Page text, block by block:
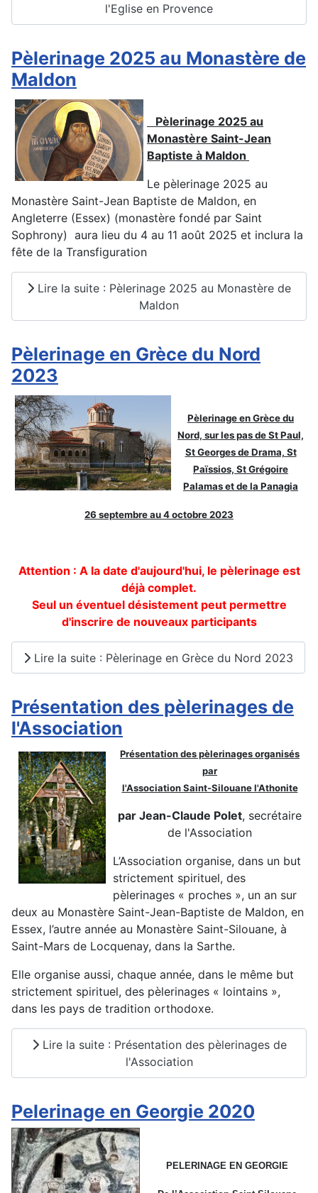
l'Eglise en Provence
Pèlerinage 2025 au Monastère de
Maldon
Pèlerinage 2025 au
Monastère Saint-Jean
Baptiste à Maldon
Le pèlerinage 2025 au
Monastère Saint-Jean Baptiste de Maldon, en
Angleterre (Essex) (monastère fondé par Saint
Sophrony) aura lieu du 4 au 11 août 2025 et inclura la
fête de la Transfiguration
Lire la suite : Pèlerinage 2025 au Monastère de
Maldon
Pèlerinage en Grèce du Nord
2023
Pèlerinage en Grèce du
Nord, sur les pas de St Paul,
St Georges de Drama, St
Païssios, St Grégoire
Palamas et de la Panagia
26 septembre au 4 octobre 2023
Attention : A la date d'aujourd'hui, le pèlerinage est
déjà complet.
Seul un éventuel désistement peut permettre
d'inscrire de nouveaux participants
Lire la suite : Pèlerinage en Grèce du Nord 2023
Présentation des pèlerinages de
l'Association
Présentation des pèlerinages organisés
par
l'Association Saint-Silouane l'Athonite
par Jean-Claude Polet, secrétaire
de l'Association
L’Association organise, dans un but
strictement spirituel, des
pèlerinages « proches », un an sur
deux au Monastère Saint-Jean-Baptiste de Maldon, en
Essex, l’autre année au Monastère Saint-Silouane, à
Saint-Mars de Locquenay, dans la Sarthe.
Elle organise aussi, chaque année, dans le même but
strictement spirituel, des pèlerinages « lointains »,
dans les pays de tradition orthodoxe.
Lire la suite : Présentation des pèlerinages de
l'Association
Pelerinage en Georgie 2020
PELERINAGE EN GEORGIE